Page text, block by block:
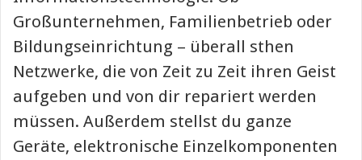
Großunternehmen, Familienbetrieb oder
Bildungseinrichtung – überall sthen
Netzwerke, die von Zeit zu Zeit ihren Geist
aufgeben und von dir repariert werden
müssen. Außerdem stellst du ganze
Geräte, elektronische Einzelkomponenten